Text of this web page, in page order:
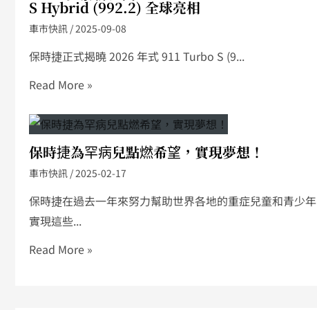
S Hybrid (992.2) 全球亮相
車市快訊 / 2025-09-08
保時捷正式揭曉 2026 年式 911 Turbo S (9...
Read More »
保時捷為罕病兒點燃希望，實現夢想！
車市快訊 / 2025-02-17
保時捷在過去一年來努力幫助世界各地的重症兒童和青少年
實現這些...
Read More »